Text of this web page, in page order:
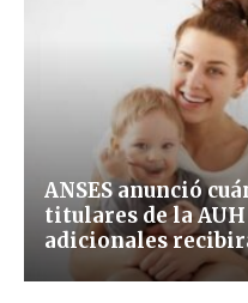
ANSES anunció
titulares de la
adicionales